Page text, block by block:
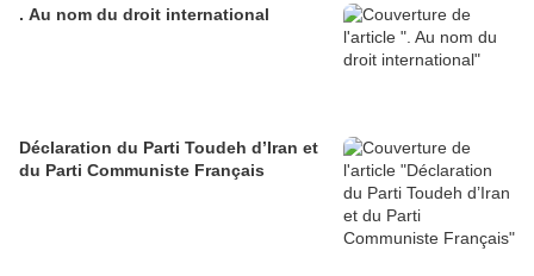
. Au nom du droit international
Déclaration du Parti Toudeh d’Iran et
du Parti Communiste Français